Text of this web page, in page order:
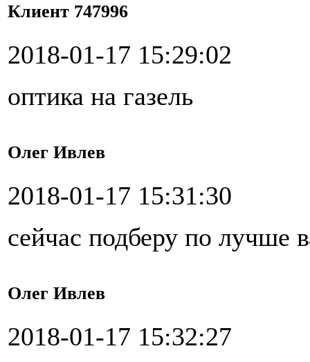
Клиент 747996
2018-01-17 15:29:02
оптика на газель
Олег Ивлев
2018-01-17 15:31:30
сейчас подберу по лучше
Олег Ивлев
2018-01-17 15:32:27